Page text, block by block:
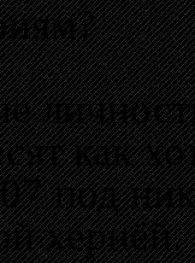
как
под